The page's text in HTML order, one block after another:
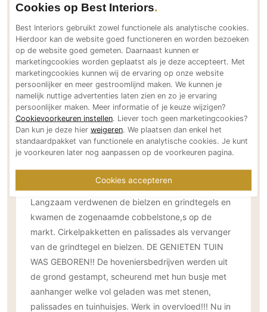
Afwerking
Wandafwerking
Beton Ciré
Behang / Wandtextiel
Natuursteen en keramiek
Leer
Schilderwerk
Stucwerk
Spuitwerk
Audio/Video
Thuisbioscoop
Domotica
Mirror TV
Fitnessapparatuur
Overig
terrassen van grindtegels en dit vaak in
molenwiekverband. Daarbij een mooi stukje gras
achter in de tuin waarop dan weer de droogpalen
stonden. Ook niet te vergeten de Hartman stoelen
op het terras, waar zondags 's morgens koffie werd
gedronken met de familie. Wat een nostalgie.
In de jaren 90 kwam langzaam de verandering er
kwamen televisieprogramma’s over de tuin op tv.
Het toen zeer populaire programma Eigen Huis en
Tuin werd door miljoenen mensen bekeken. In die
tijd kwam echt het omslagpunt wat we allemaal met
dat stukje grond om de woning kunnen doen.
Langzaam verdwenen de bielzen en grindtegels en
kwamen de zogenaamde cobbelstone,s op de
markt. Cirkelpakketten en palissades als vervanger
van de grindtegel en bielzen. DE GENIETEN TUIN
WAS GEBOREN!! De hoveniersbedrijven werden uit
de grond gestampt, scheurend met hun busje met
aanhanger welke vol geladen was met stenen,
palissades en tuinhuisjes. Werk in overvloed!!! Nu in
Cookies op Best Interiors
Best Interiors gebruikt zowel functionele als analytische cookies.
Hierdoor kan de website goed functioneren en worden bezoeken
op de website goed gemeten. Daarnaast kunnen er
marketingcookies worden geplaatst als je deze accepteert. Met
marketingcookies kunnen wij de ervaring op onze website
persoonlijker en meer gestroomlijnd maken. We kunnen je
namelijk nuttige advertenties laten zien en zo je ervaring
persoonlijker maken. Meer informatie of je keuze wijzigen?
Cookievoorkeuren instellen. Liever toch geen marketingcookies?
Dan kun je deze hier weigeren. We plaatsen dan enkel het
standaardpakket van functionele en analytische cookies. Je kunt
je voorkeuren later nog aanpassen op de voorkeuren pagina.
Cookies accepteren